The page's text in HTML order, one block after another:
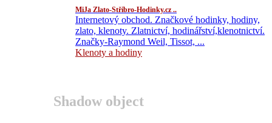
MiJa Zlato-Stříbro-Hodinky.cz ..
Internetový obchod. Značkové hodinky, hodiny,
zlato, klenoty. Zlatnictví, hodinářství,klenotnictví.
Značky-Raymond Weil, Tissot, ...
Klenoty a hodiny
Shadow object